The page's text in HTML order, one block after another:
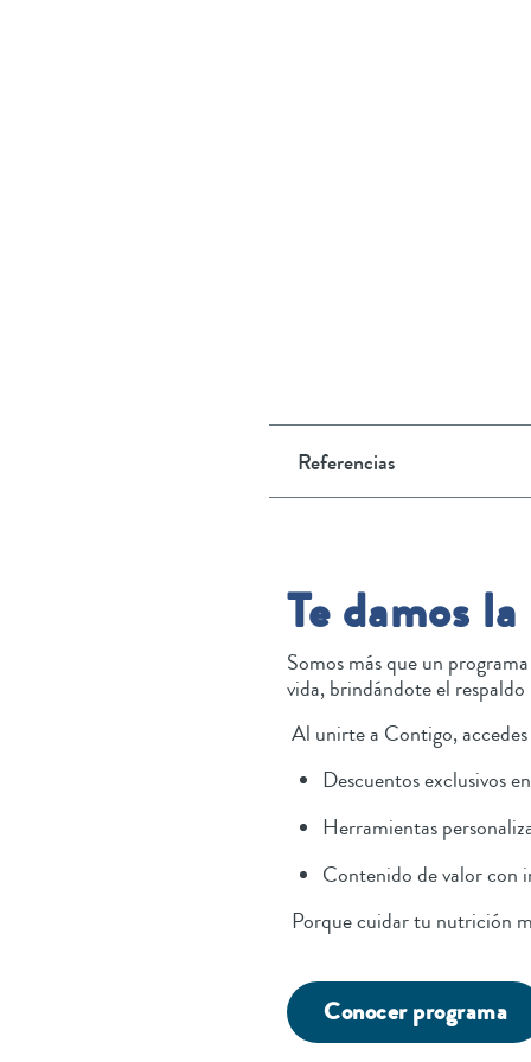
Referencias
Te damos
Somos más que un
vida, brindándote el
Al unirte a Contigo,
Descuentos exclusivos
Herramientas
Contenido de valor
Porque cuidar tu nutrición
Conocer programa